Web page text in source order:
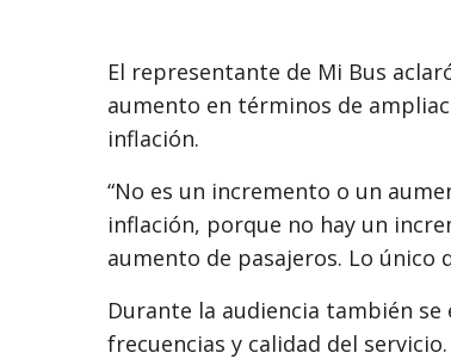
El representante de Mi Bus
aumento en términos de
inflación.
“No es un incremento o un
inflación, porque no hay un
aumento de pasajeros. Lo único
Durante la audiencia también
frecuencias y calidad del